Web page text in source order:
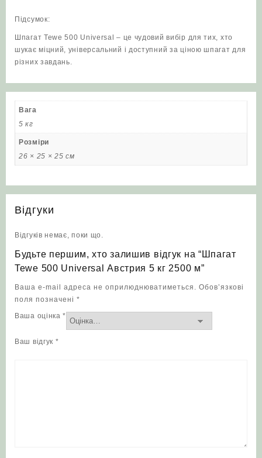
Підсумок:
Шпагат Tewe 500 Universal – це чудовий вибір для тих, хто
шукає міцний, універсальний і доступний за ціною шпагат для
різних завдань.
Вага
5 кг
Розміри
26 × 25 × 25 см
Відгуки
Відгуків немає, поки що.
Будьте першим, хто залишив відгук на “Шпагат
Tewe 500 Universal Австрия 5 кг 2500 м”
Ваша e-mail адреса не оприлюднюватиметься. Обов’язкові
поля позначені *
Ваша оцінка*
Ваш відгук *